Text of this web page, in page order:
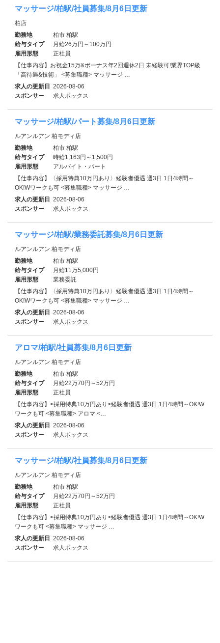
マッサージ/柏駅/社員募集/8月6日更新
柏店
勤務地
柏市 柏駅
給与タイプ
月給26万円～100万円
雇用形態
正社員
【仕事内容】お祝金15万&ボーナス年2回週休2日 未経験可!業界TOP級
「高待遇&技術」 <募集職種> マッサージ …
求人の更新日 2026-08-06
スポンサー
求人ボックス
マッサージ/柏駅/パート募集/8月6日更新
ルアンルアン 柏モディ店
勤務地
柏市 柏駅
給与タイプ
時給1,163円～1,500円
雇用形態
アルバイト・パート
【仕事内容】〈採用特典10万円あり〉経験者優遇 週3日 1日4時間～
OK!Wワークも可 <募集職種> マッサージ …
求人の更新日 2026-08-06
スポンサー
求人ボックス
マッサージ/柏駅/業務委託募集/8月6日更新
ルアンルアン 柏モディ店
勤務地
柏市 柏駅
給与タイプ
月給11万5,000円
雇用形態
業務委託
【仕事内容】〈採用特典10万円あり〉経験者優遇 週3日 1日4時間～
OK!Wワークも可 <募集職種> マッサージ …
求人の更新日 2026-08-06
スポンサー
求人ボックス
アロマ/柏駅/社員募集/8月6日更新
ルアンルアン 柏モディ店
勤務地
柏市 柏駅
給与タイプ
月給22万70円～52万円
雇用形態
正社員
【仕事内容】<採用特典10万円あり>経験者優遇 週3日 1日4時間～OK!W
ワークも可 <募集職種> アロマ <…
求人の更新日 2026-08-06
スポンサー
求人ボックス
マッサージ/柏駅/社員募集/8月6日更新
ルアンルアン 柏モディ店
勤務地
柏市 柏駅
給与タイプ
月給22万70円～52万円
雇用形態
正社員
【仕事内容】<採用特典10万円あり>経験者優遇 週3日 1日4時間～OK!W
ワークも可 <募集職種> マッサージ …
求人の更新日 2026-08-06
スポンサー
求人ボックス